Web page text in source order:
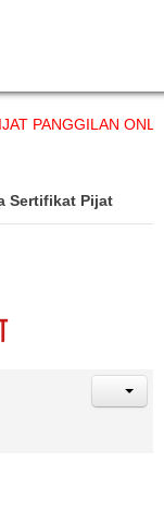
PANGGILAN
Sertifikat Pijat